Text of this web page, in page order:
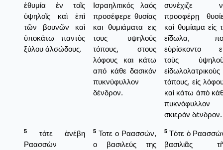
ἐθυμία ἐν τοῖς
ὑψηλοῖς καὶ ἐπὶ
τῶν βουνῶν καὶ
ὑποκάτω παντὸς
ξύλου ἀλσώδους.
Ισραηλιτικός λαός
προσέφερε θυσίας
και θυμιάματα εις
τους υψηλούς
τόπους, στους
λόφους και κάτω
από κάθε δασικόν
πυκνύφυλλον
δένδρον.
συνέχιζε
προσφέρῃ
καὶ θυμίαμα εἰς
εἴδωλα,
εὑρίσκοντο
τοὺς
εἰδωλολατρικοὺς
τόπους, εἰς
καὶ κάτω ἀπὸ
πυκνόφυλλον
σκιερὸν δένδρον.
5
τότε ἀνέβη
Ραασσὼν
5 Τοτε ο Ραασσών,
ο βασιλεύς της
5 Τότε ὁ
βασιλιᾶς